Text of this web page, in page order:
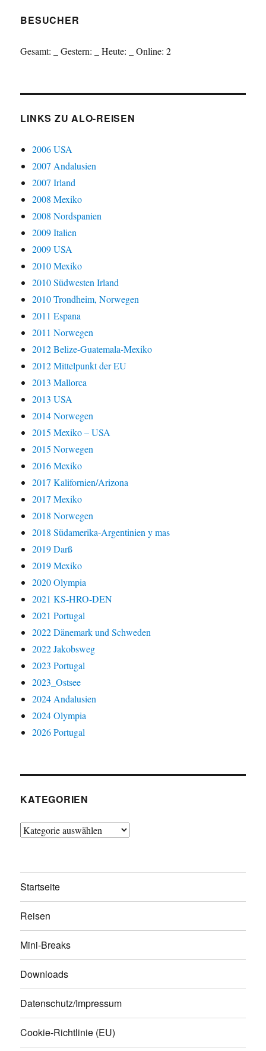
BESUCHER
Gesamt: Gestern: Heute: Online: 2
LINKS ZU ALO-REISEN
2006 USA
2007 Andalusien
2007 Irland
2008 Mexiko
2008 Nordspanien
2009 Italien
2009 USA
2010 Mexiko
2010 Südwesten Irland
2010 Trondheim, Norwegen
2011 Espana
2011 Norwegen
2012 Belize-Guatemala-Mexiko
2012 Mittelpunkt der EU
2013 Mallorca
2013 USA
2014 Norwegen
2015 Mexiko – USA
2015 Norwegen
2016 Mexiko
2017 Kalifornien/Arizona
2017 Mexiko
2018 Norwegen
2018 Südamerika-Argentinien y mas
2019 Darß
2019 Mexiko
2020 Olympia
2021 KS-HRO-DEN
2021 Portugal
2022 Dänemark und Schweden
2022 Jakobsweg
2023 Portugal
2023_Ostsee
2024 Andalusien
2024 Olympia
2026 Portugal
KATEGORIEN
Kategorien
Startseite
Reisen
Mini-Breaks
Downloads
Datenschutz/Impressum
Cookie-Richtlinie (EU)